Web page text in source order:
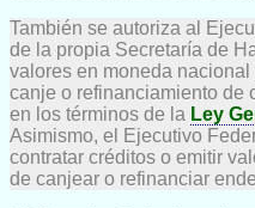
También se autoriza al
de la propia Secretaría de
valores en moneda
canje o refinanciamiento de
en los términos de la Ley
Asimismo, el Ejecutivo
contratar créditos o emitir
de canjear o refinanciar